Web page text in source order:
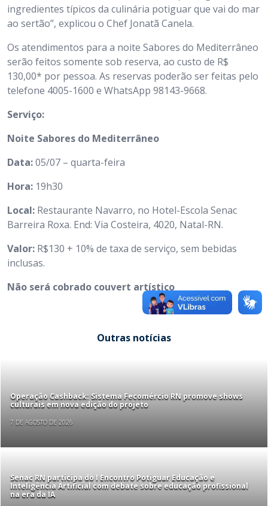
ingredientes típicos da culinária potiguar que vai do mar
ao sertão”, explicou o Chef Jonatã Canela.
Os atendimentos para a noite Sabores do Mediterrâneo
serão feitos somente sob reserva, ao custo de R$
130,00* por pessoa. As reservas poderão ser feitas pelo
telefone 4005-1600 e WhatsApp 98143-9668.
Serviço:
Noite Sabores do Mediterrâneo
Data:05/07 – quarta-feira
Hora: 19h30
Local: Restaurante Navarro, no Hotel-Escola Senac
Barreira Roxa. End: Via Costeira, 4020, Natal-RN.
Valor: R$130 + 10% de taxa de serviço, sem bebidas
inclusas.
Não será cobrado couvert artístico
Outras notícias
Operação Cashback: Sistema Fecomércio RN promove shows
culturais em nova edição do projeto
7 DE AGOSTO DE 2026
Senac RN participa do I Encontro Potiguar Educação e
Inteligência Artificial com debate sobre educação profissional
na era da IA